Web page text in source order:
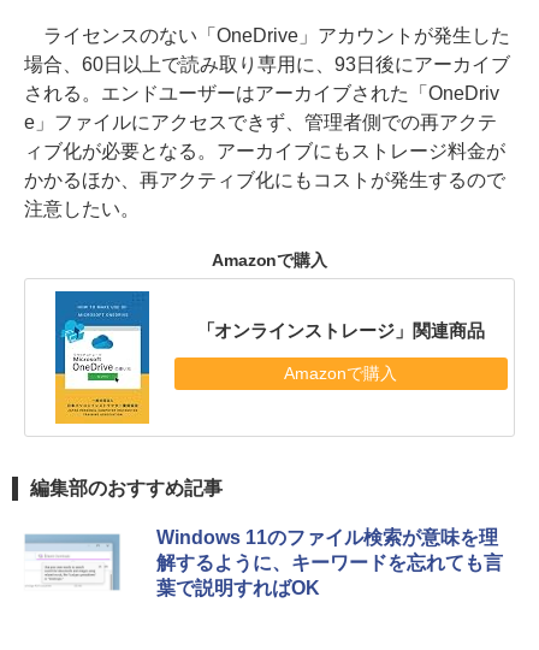
ライセンスのない「OneDrive」アカウントが発生した
場合、60日以上で読み取り専用に、93日後にアーカイブ
される。エンドユーザーはアーカイブされた「OneDriv
e」ファイルにアクセスできず、管理者側での再アクテ
ィブ化が必要となる。アーカイブにもストレージ料金が
かかるほか、再アクティブ化にもコストが発生するので
注意したい。
Amazonで購入
「オンラインストレージ」関連商品
Amazonで購入
編集部のおすすめ記事
Windows 11のファイル検索が意味を理
解するように、キーワードを忘れても言
葉で説明すればOK